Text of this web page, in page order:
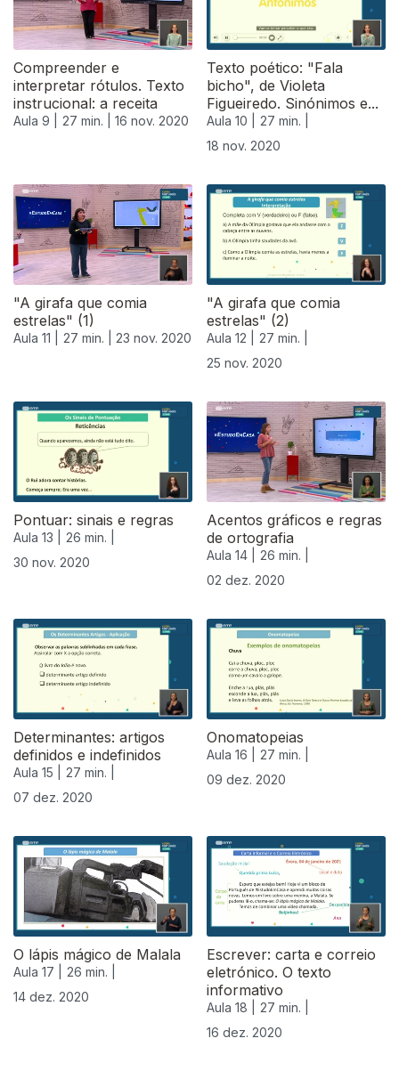
Compreender e
interpretar rótulos. Texto
instrucional: a receita
Aula 9 | 27 min. | 16 nov. 2020
Texto poético: "Fala
bicho", de Violeta
Figueiredo. Sinónimos e...
Aula 10 |
27 min. |
18 nov. 2020
"A girafa que comia
estrelas" (1)
Aula 11 | 27 min. | 23 nov. 2020
"A girafa que comia
estrelas" (2)
Aula 12 |
27 min. |
25 nov. 2020
508175
Pontuar: sinais e regras
Aula 13 |
26 min. |
30 nov. 2020
Acentos gráficos e regras
de ortografia
Aula 14 |
26 min. |
02 dez. 2020
Determinantes: artigos
definidos e indefinidos
Aula 15 |
27 min. |
07 dez. 2020
Onomatopeias
Aula 16 |
27 min. |
09 dez. 2020
O lápis mágico de Malala
Aula 17 |
26 min. |
14 dez. 2020
Escrever: carta e correio
eletrónico. O texto
informativo
Aula 18 |
27 min. |
16 dez. 2020